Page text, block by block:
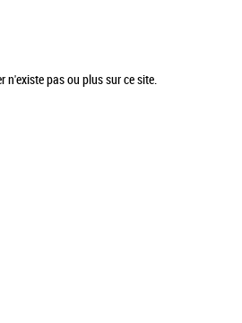
n'existe pas ou plus sur ce site.